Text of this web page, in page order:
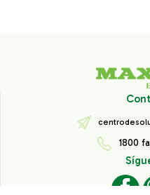
1800